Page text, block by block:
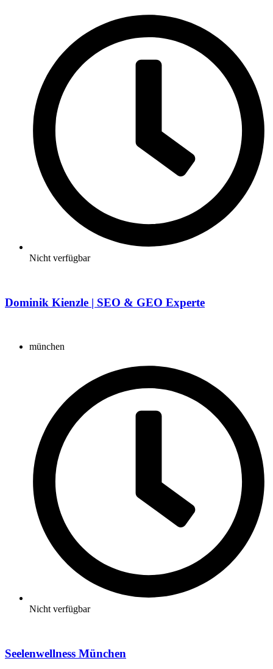
Nicht verfügbar
Dominik Kienzle | SEO & GEO Experte
münchen
Nicht verfügbar
Seelenwellness München